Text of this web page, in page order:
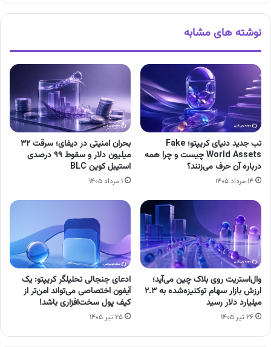
نوشته های مشابه
تب جدید دنیای کریپتو؛ Fake
World Assets چیست و چرا همه
درباره آن حرف می‌زنند؟
۱۴ مرداد ۱۴۰۵
بحران امنیتی در دیفای؛ سرقت ۳۲
میلیون دلار و سقوط ۹۹ درصدی
استیبل کوین BLC
۱ مرداد ۱۴۰۵
وال‌استریت روی بلاک‌ چین می‌آید؛
ارزش بازار سهام توکنیزه‌شده به ۲.۳
میلیارد دلار رسید
۲۶ تیر ۱۴۰۵
ادعای جنجالی تحلیلگر کریپتو: یک
آیفون اختصاصی می‌تواند امن‌تر از
کیف پول سخت‌افزاری باشد!
۲۵ تیر ۱۴۰۵